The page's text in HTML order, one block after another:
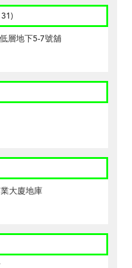
層地下5-7號舖
大廈地庫